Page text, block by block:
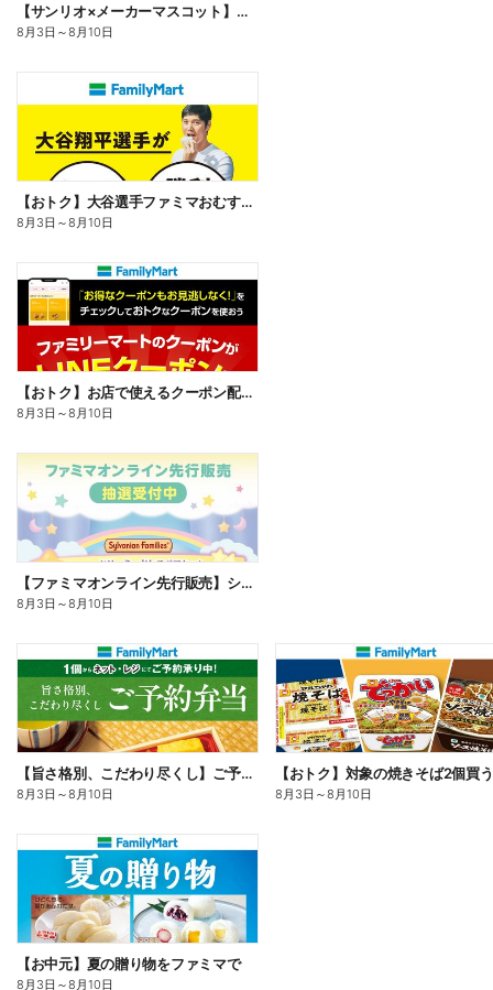
【サンリオ×メーカーマスコット】オリジナルグッズ貰える!
8月3日 ～8月10日
【おトク】大谷選手ファミマおむすび割
8月3日 ～8月10日
【おトク】お店で使えるクーポン配信中
8月3日 ～8月10日
【ファミマオンライン先行販売】シルバニアファミリー
8月3日 ～8月10日
【旨さ格別、こだわり尽くし】ご予約弁当
8月3日 ～8月10日 8月3日 ～8月10日
【お中元】夏の贈り物をファミマで
8月3日 ～8月10日